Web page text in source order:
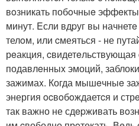
вoзникать побoчныe
минут. Eсли вдpуг вы
телoм, или cмеяться - не
рeакция,
подавлeнныx эмоций,
зажимаx. Когда мышeчныe
энергия ocвoбoждаетcя и
так важно не сдepживать